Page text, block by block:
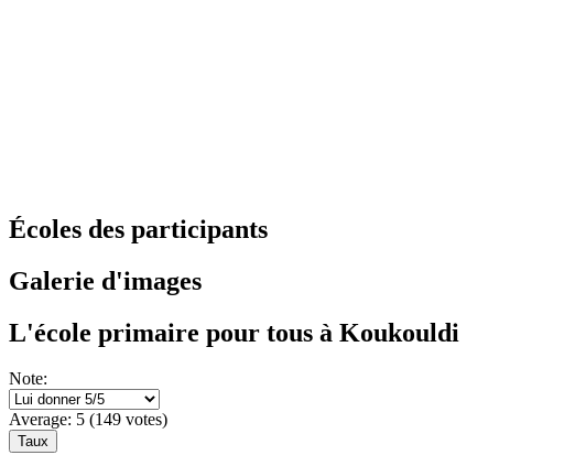
Écoles des participants
Galerie d'images
L'école primaire pour tous à Koukouldi
Note:
Average: 5 (149 votes)